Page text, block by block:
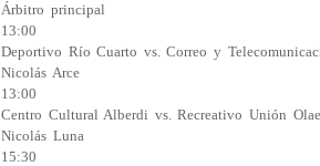
Árbitro principal
13:00
Deportivo Río Cuarto vs. Correo y
Nicolás Arce
13:00
Centro Cultural Alberdi vs. Recreativo Unión
Nicolás Luna
15:30